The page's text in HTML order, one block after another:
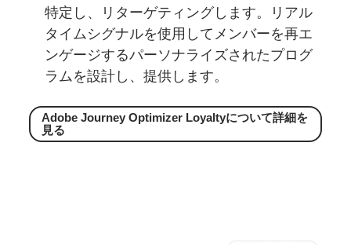
特定し、リターゲティングします。リアル
タイムシグナルを使用してメンバーを再エ
ンゲージするパーソナライズされたプログ
ラムを設計し、提供します。
Adobe Journey Optimizer Loyaltyについて詳細を
見る